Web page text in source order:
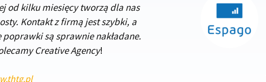
od kilku miesięcy tworzą dla nas
Kontakt z firmą jest szybki, a
poprawki są sprawnie nakładane.
Creative Agency!